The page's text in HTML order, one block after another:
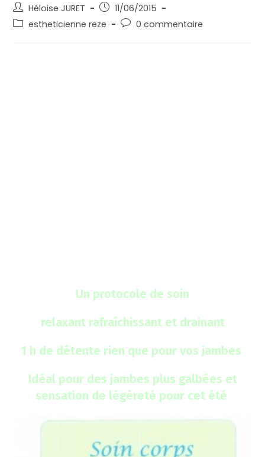
Héloise JURET
11/06/2015
estheticienne reze
0 commentaire
Un protocole de soin
relaxant rafraîchissant et drainant
1 h de détente rien que pour vos jambes
Idéal pour des jambes plus galbées et
sensation de légèreté pour cet été